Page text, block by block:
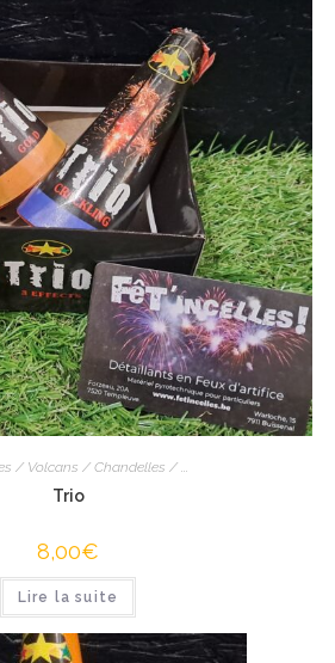
/ Volcans / Chandelles / ...
Trio
8,00€
Lire la suite